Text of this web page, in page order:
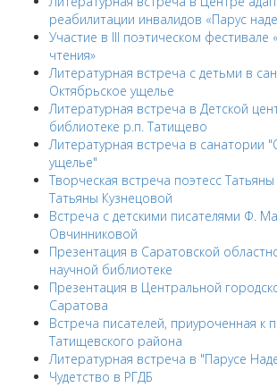
реабилитации инвалидов «Парус
Участие в III поэтическом фестивале
чтения»
Литературная встреча с детьми в
Октябрьское ущелье
Литературная встреча в Детской
библиотеке р.п. Татищево
Литературная встреча в санатории
ущелье"
Творческая встреча поэтесс
Татьяны Кузнецовой
Встреча с детскими писателями Ф.
Овчинниковой
Презентация в Саратовской
научной библиотеке
Презентация в Центральной
Саратова
Встреча писателей, приуроченная к
Татищевского района
Литературная встреча в "Парусе
Чудетство в РГДБ